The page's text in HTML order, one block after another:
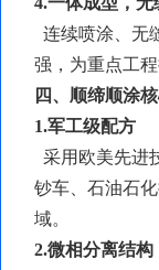
连续喷涂、无
强，为重点工程
四、顺缔顺涂
1.军工级配方
采用欧美先进
钞车、石油石
域。
2.微相分离结构